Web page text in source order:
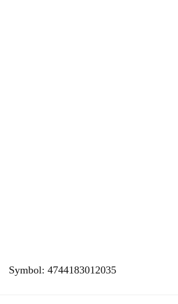
Symbol: 4744183012035